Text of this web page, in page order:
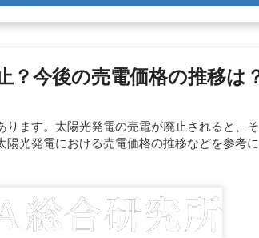
？今後の売電価格の推移は
ます。太陽光発電の売電が廃止されると、
光発電における売電価格の推移などを参考